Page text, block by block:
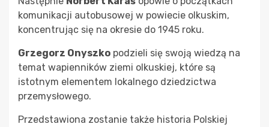
komunikacji autobusowej w powiecie olkuskim,
koncentrując się na okresie do 1945 roku.
Grzegorz Onyszko podzieli się swoją wiedzą na
temat wapienników ziemi olkuskiej, które są
istotnym elementem lokalnego dziedzictwa
przemysłowego.
Przedstawiona zostanie także historia Polskiej